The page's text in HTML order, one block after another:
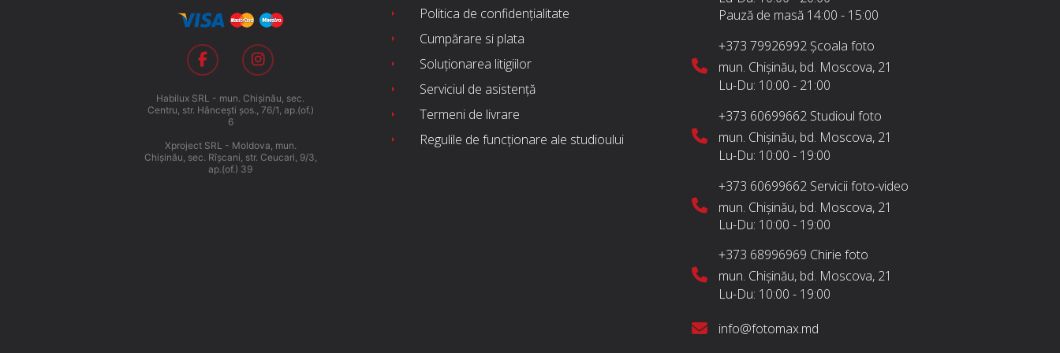
Habilux SRL - mun. Chişinău, sec.
Centru, str. Hânceşti şos., 76/1, ap.(of.)
6
Xproject SRL - Moldova, mun.
Chişinău, sec. Rîşcani, str. Ceucari, 9/3,
ap.(of.) 39
Politica de confidențialitate
Cumpărare si plata
Soluționarea litigiilor
Serviciul de asistență
Termeni de livrare
Regulile de funcționare ale studioului
Pauză de masă 14:00 - 15:00
+373 79926992 Școala foto
mun. Chișinău, bd. Moscova, 21
Lu-Du: 10:00 - 21:00
+373 60699662 Studioul foto
mun. Chișinău, bd. Moscova, 21
Lu-Du: 10:00 - 19:00
+373 60699662 Servicii foto-video
mun. Chișinău, bd. Moscova, 21
Lu-Du: 10:00 - 19:00
+373 68996969 Chirie foto
mun. Chișinău, bd. Moscova, 21
Lu-Du: 10:00 - 19:00
info@fotomax.md